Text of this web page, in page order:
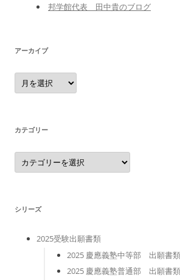
邦学館代表 田中貴のブログ
アーカイブ
ア
ー
カ
カテゴリー
カ
テ
ゴ
シリーズ
2025受験出願書類
2025 慶應義塾中等部 出願書
2025 慶應義塾普通部 出願書